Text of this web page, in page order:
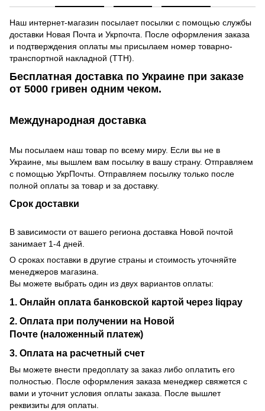
Наш интернет-магазин посылает посылки с помощью службы
доставки Новая Почта и Укрпочта. После оформления заказа
и подтверждения оплаты мы присылаем номер товарно-
транспортной накладной (ТТН).
Бесплатная доставка по Украине при заказе
от 5000 гривен одним чеком.
Международная доставка
Мы посылаем наш товар по всему миру. Если вы не в
Украине, мы вышлем вам посылку в вашу страну. Отправляем
с помощью УкрПочты. Отправляем посылку только после
полной оплаты за товар и за доставку.
Срок доставки
В зависимости от вашего региона доставка Новой почтой
занимает 1-4 дней.
О сроках поставки в другие страны и стоимость уточняйте
менеджеров магазина.
Вы можете выбрать один из двух вариантов оплаты:
1. Онлайн оплата банковской картой через liqpay
2. Оплата при получении на Новой
Почте (наложенный платеж)
3. Оплата на расчетный счет
Вы можете внести предоплату за заказ либо оплатить его
полностью. После оформления заказа менеджер свяжется с
вами и уточнит условия оплаты заказа. После вышлет
реквизиты для оплаты.